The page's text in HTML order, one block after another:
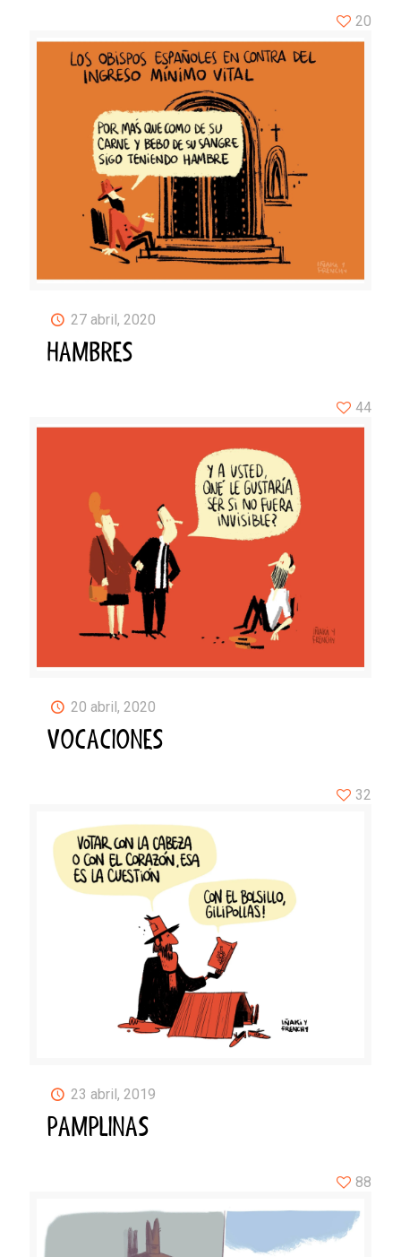
27 abril, 2020
HAMBRES
20
20 abril, 2020
VOCACIONES
44
23 abril, 2019
PAMPLINAS
32
88